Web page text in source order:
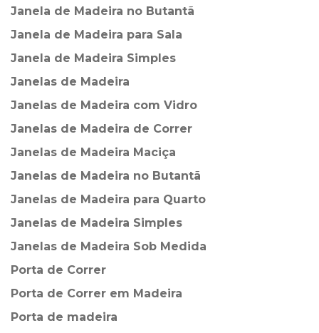
Janela de Madeira no Butantã
Janela de Madeira para Sala
Janela de Madeira Simples
Janelas de Madeira
Janelas de Madeira com Vidro
Janelas de Madeira de Correr
Janelas de Madeira Maciça
Janelas de Madeira no Butantã
Janelas de Madeira para Quarto
Janelas de Madeira Simples
Janelas de Madeira Sob Medida
Porta de Correr
Porta de Correr em Madeira
Porta de madeira